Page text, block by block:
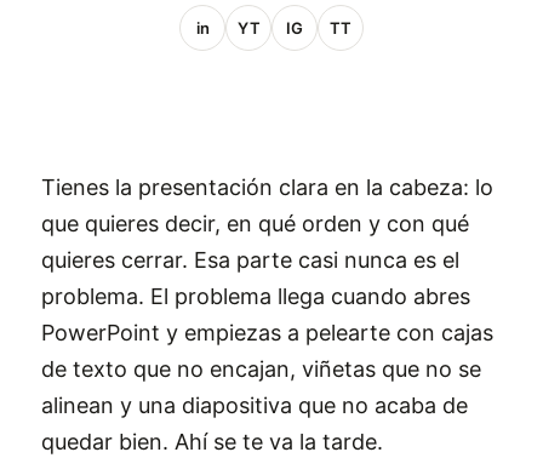
in YT IG TT
Tienes la presentación clara en la cabeza: lo
que quieres decir, en qué orden y con qué
quieres cerrar. Esa parte casi nunca es el
problema. El problema llega cuando abres
PowerPoint y empiezas a pelearte con cajas
de texto que no encajan, viñetas que no se
alinean y una diapositiva que no acaba de
quedar bien. Ahí se te va la tarde.